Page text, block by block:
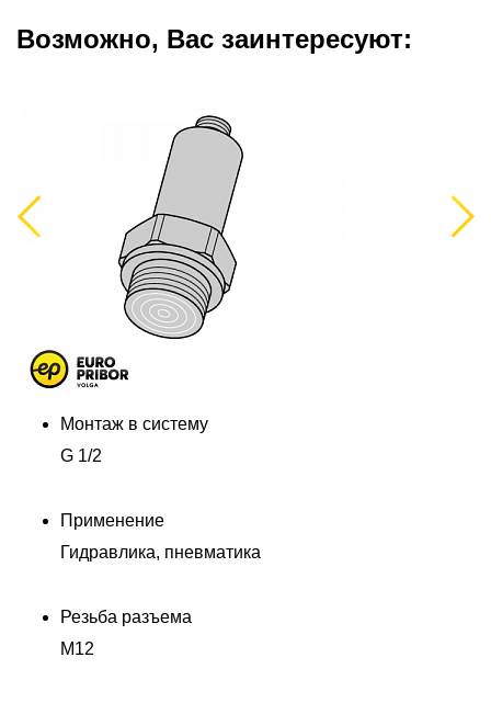
Возможно, Вас заинтересуют:
Previous
Монтаж в систему
G 1/2
Применение
Гидравлика, пневматика
Резьба разъема
M12
Next